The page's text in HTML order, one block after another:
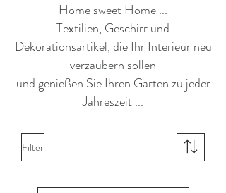
Home sweet Home ...
Textilien, Geschirr und
Dekorationsartikel, die Ihr Interieur neu
verzaubern sollen
und genießen Sie Ihren Garten zu jeder
Jahreszeit ...
Filter